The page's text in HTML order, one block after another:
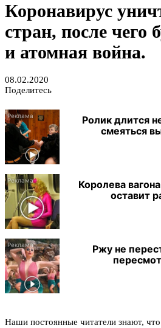
Коронавирус
стран, после чего
и атомная война.
08.02.2020
Поделитесь
Ролик длится
смеяться
Королева
оставит
Ржу не
Наши постоянные читатели знают,